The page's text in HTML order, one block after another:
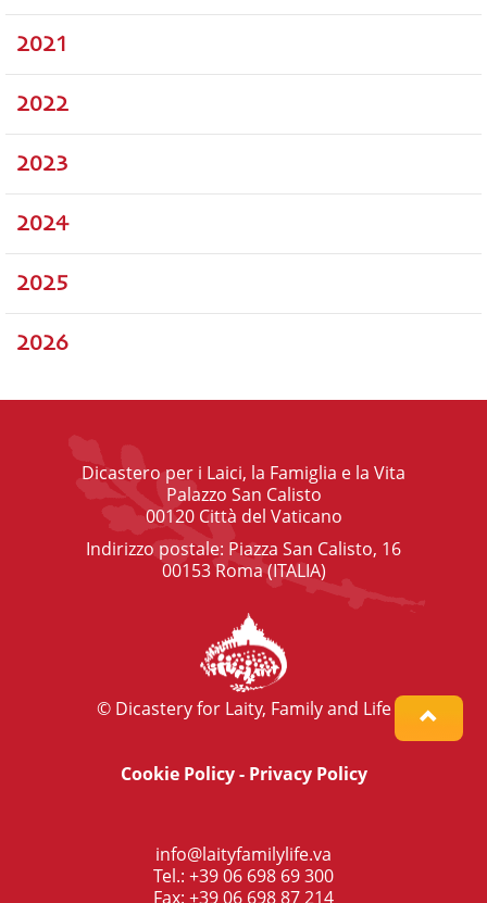
2021
2022
2023
2024
2025
2026
Dicastero per i Laici, la Famiglia e la Vita
Palazzo San Calisto
00120 Città del Vaticano
Indirizzo postale: Piazza San Calisto, 16
00153 Roma (ITALIA)
© Dicastery for Laity, Family and Life
Cookie Policy- Privacy Policy
info@laityfamilylife.va
Tel.: +39 06 698 69 300
Fax: +39 06 698 87 214